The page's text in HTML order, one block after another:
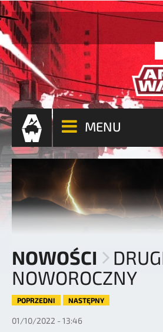
MENU
NOWOŚCI
NOWOROCZNY
POPRZEDNI NASTĘPNY
01/10/2022 - 13:46